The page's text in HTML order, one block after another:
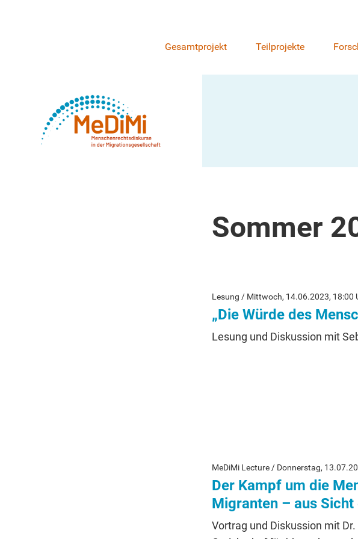
Gesamtprojekt Teilprojekte
Sommer
Lesung / Mittwoch, 14.06.2023, 18:00
„Die Würde des
Lesung und Diskussion mit
MeDiMi Lecture / Donnerstag,
Der Kampf um die
Migranten – aus
Vortrag und Diskussion mit